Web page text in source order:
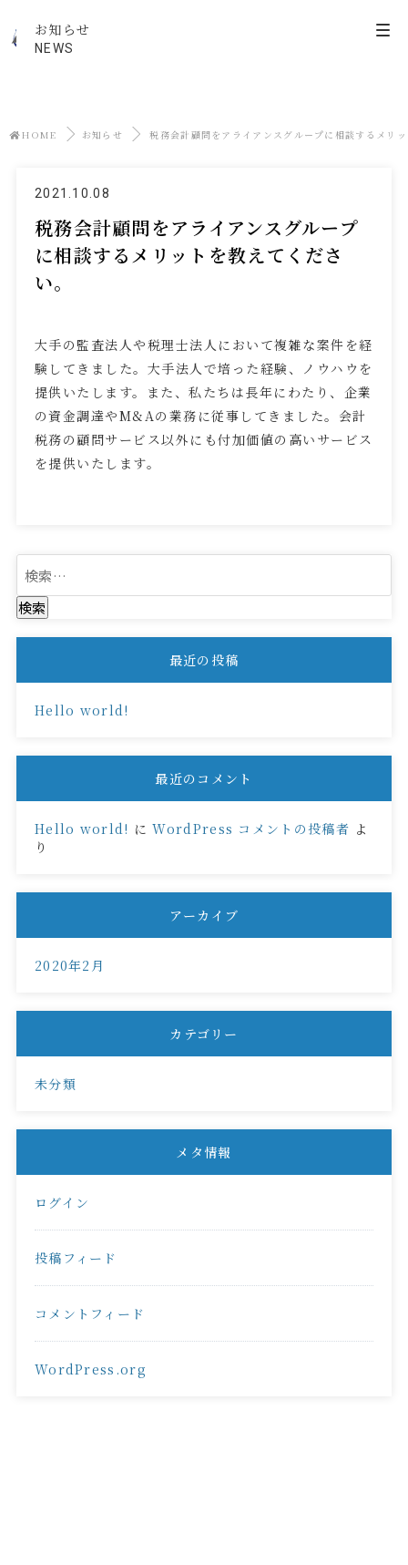
お知らせ
NEWS
HOME お知らせ 税務会計顧問をアライアンスグループに相談するメリ
2021.10.08
税務会計顧問をアライアンスグループ
に相談するメリットを教えてくださ
い。
大手の監査法人や税理士法人において複雑な案件を経
験してきました。大手法人で培った経験、ノウハウを
提供いたします。また、私たちは長年にわたり、企業
の資金調達やM&Aの業務に従事してきました。会計
税務の顧問サービス以外にも付加価値の高いサービス
を提供いたします。
索:
最近の投稿
Hello world!
最近のコメント
Hello world! にWordPress コメントの投稿者 よ
り
アーカイブ
2020年2月
カテゴリー
未分類
メタ情報
ログイン
投稿フィード
コメントフィード
WordPress.org